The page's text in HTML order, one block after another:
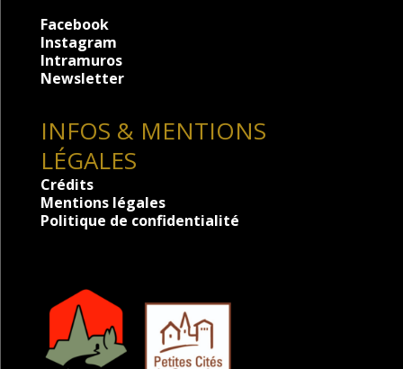
Facebook
Instagram
Intramuros
Newsletter
INFOS & MENTIONS
LÉGALES
Crédits
Mentions légales
Politique de confidentialité